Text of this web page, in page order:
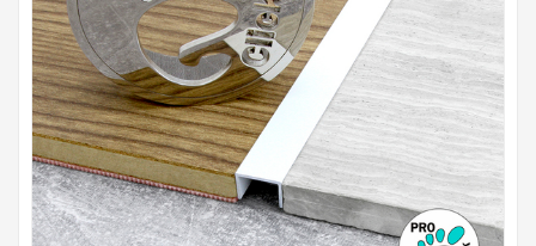
Обводы для труб
Алюминиевые профили
Крепёж и крепления
Садовая мебель
Оплата